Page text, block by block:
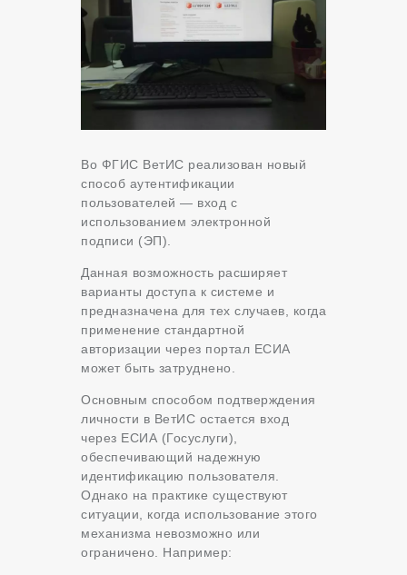
Во ФГИС ВетИС реализован новый
способ аутентификации
пользователей — вход с
использованием электронной
подписи (ЭП).
Данная возможность расширяет
варианты доступа к системе и
предназначена для тех случаев, когда
применение стандартной
авторизации через портал ЕСИА
может быть затруднено.
Основным способом подтверждения
личности в ВетИС остается вход
через ЕСИА (Госуслуги),
обеспечивающий надежную
идентификацию пользователя.
Однако на практике существуют
ситуации, когда использование этого
механизма невозможно или
ограничено. Например: